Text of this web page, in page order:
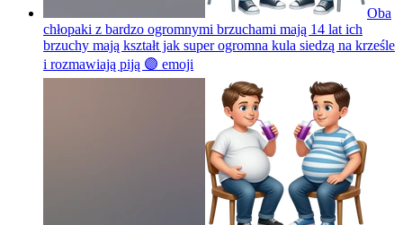
Oba
chłopaki z bardzo ogromnymi brzuchami mają 14 lat ich
brzuchy mają kształt jak super ogromna kula siedzą na krześle
i rozmawiają piją 🟣 emoji